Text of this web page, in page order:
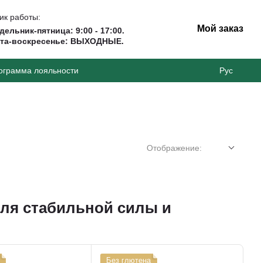
работы:
пятница: 9:00 - 17:00.
воскресенье: ВЫХОДНЫЕ.
Мой заказ
лояльности
Рус
Отображение:
стабильной силы и
Без глютена